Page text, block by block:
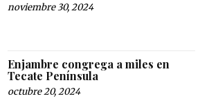
noviembre 30, 2024
Enjambre congrega a miles en
Tecate Península
octubre 20, 2024